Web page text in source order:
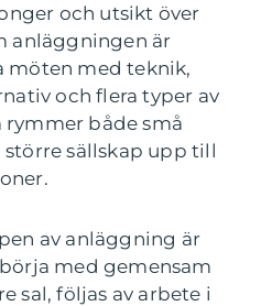
och utsikt över
anläggningen är
möten med teknik,
och flera typer av
både små
sällskap upp till
av anläggning är
med gemensam
sal, följas av arbete i